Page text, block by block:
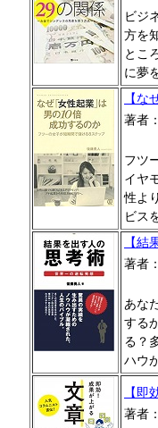
ビジ
方を
とこ
に夢
【な
著者
フツ
イヤ
性よ
ビス
【結
著者
あな
する
る？
ハウ
【即
著者